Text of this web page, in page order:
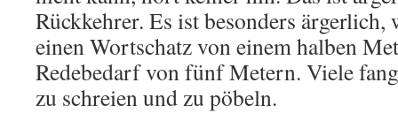
Rückkehrer. Es ist besonders ärgerlich,
einen Wortschatz von einem halben
Redebedarf von fünf Metern. Viele
zu schreien und zu pöbeln.